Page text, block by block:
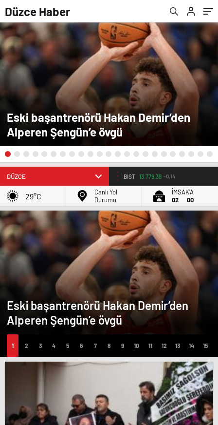
Düzce Haber
Eski başantrenörü Hakan Demir’den
Alperen Şengün’e övgü
BIST 13.779,39 -0,14
29°C
Canlı Yol
Durumu
İMSAK'A
02
00
Eski başantrenörü Hakan Demir’den
Alperen Şengün’e övgü